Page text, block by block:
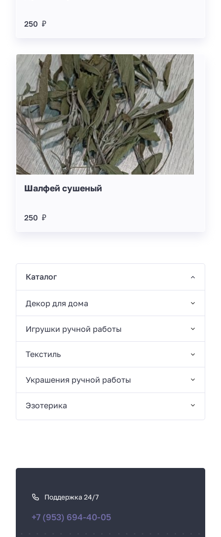
250 ₽
Шалфей сушеный
250 ₽
Каталог
Декор для дома
Игрушки ручной работы
Текстиль
Украшения ручной работы
Эзотерика
Поддержка 24/7
+7 (953) 694-40-05